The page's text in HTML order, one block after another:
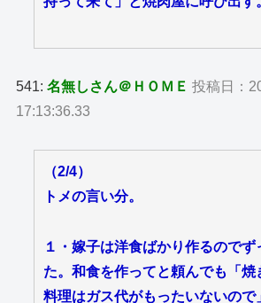
541:名無しさん＠ＨＯＭＥ 投稿日：
17:13:36.33
（2/4）
トメの言い分。
１・嫁子は洋食ばかり作るのでず
た。和食を作ってと頼んでも「焼
料理はガス代がもったいないので